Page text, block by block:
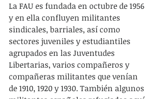
La FAU es fundada en octubre de 1956
y en ella confluyen militantes
sindicales, barriales, así como
sectores juveniles y estudiantiles
agrupados en las Juventudes
Libertarias, varios compañeros y
compañeras militantes que venían
de 1910, 1920 y 1930. También algunos